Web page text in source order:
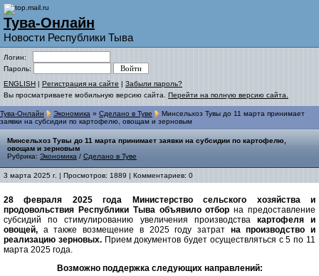
Тува-Онлайн
Новости Республики Тыва
Логин:
Пароль:
ENGLISH | Регистрация на сайте | Забыли пароль?
Вы просматриваете мобильную версию сайта. Перейти на полную версию сайта.
Тува-Онлайн Экономика » Сделано в Туве
Минсельхоз Тувы до 11 марта принимает
заявки на субсидии по картофелю, овощам и зерновым
Минсельхоз Тувы до 11 марта принимает заявки на субсидии по картофелю,
овощам и зерновым
Рубрика: Экономика / Сделано в Туве
3 марта 2025 г. | Просмотров: 1889 | Комментариев: 0
28 февраля 2025 года Министерство сельского хозяйства и
продовольствия Республики Тыва объявило отбор на предоставление
субсидий по стимулированию увеличения производствакартофеля и
овощей, а также возмещение в 2025 году затрат на производство и
реализацию зерновых.Прием документов будет осуществляться с 5 по 11
марта 2025 года.
Возможно поддержка следующих направлений: